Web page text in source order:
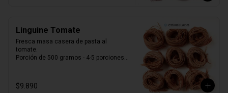
Linguine Tomate
Fresca masa casera de pasta al
tomate.
Porción de 500 gramos - 4-5 porciones.
$9.890